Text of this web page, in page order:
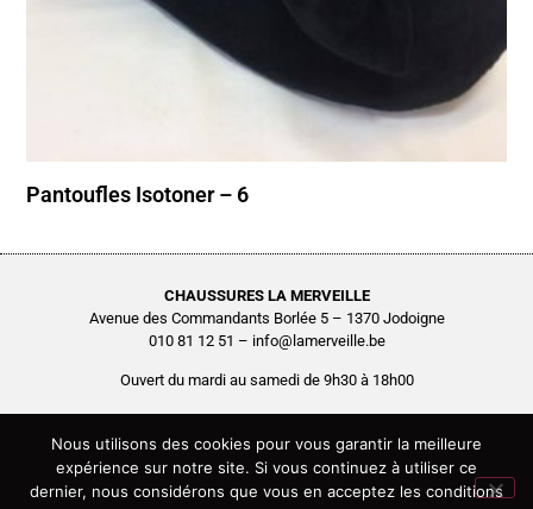
Pantoufles Isotoner – 6
CHAUSSURES LA MERVEILLE
Avenue des Commandants Borlée 5 – 1370 Jodoigne
010 81 12 51 – info@lamerveille.be
Ouvert du mardi au samedi de 9h30 à 18h00
Chaussures Quertémont SRL
BCE0416.261.048
Copyright © 2026 Chaussures La Merveille – Tous droits réservés
Site réalisé par
Nous utilisons des cookies pour vous garantir la meilleure
expérience sur notre site. Si vous continuez à utiliser ce
dernier, nous considérons que vous en acceptez les conditions